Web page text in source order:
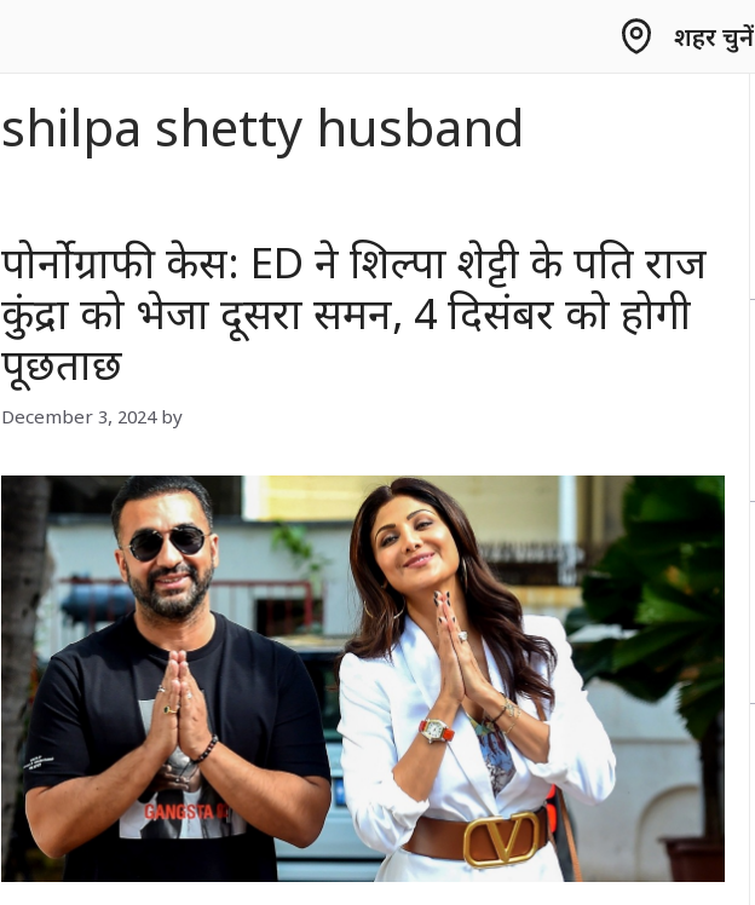
शहर चुनें
shilpa shetty husband
पोर्नोग्राफी केस: ED ने शिल्पा शेट्टी के पति राज
कुंद्रा को भेजा दूसरा समन, 4 दिसंबर को होगी
पूछताछ
December 3, 2024 by